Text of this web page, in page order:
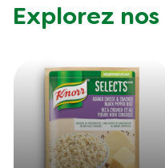
Explorez